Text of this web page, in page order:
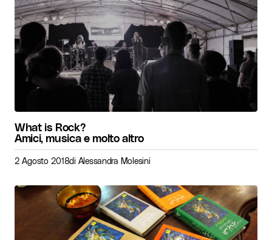
What is Rock?
Amici, musica e molto altro
2 Agosto 2018di Alessandra Molesini